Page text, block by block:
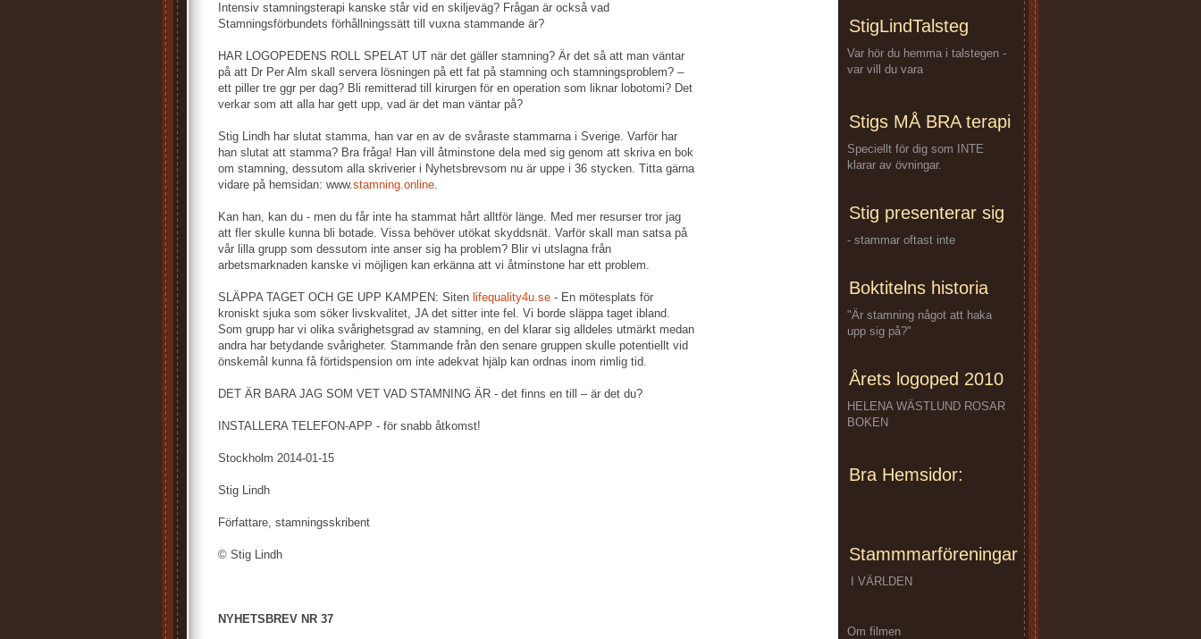
Intensiv stamningsterapi kanske står vid en skiljeväg? Frågan är också vad
Stamningsförbundets förhållningssätt till vuxna stammande är?
HAR LOGOPEDENS ROLL SPELAT UT när det gäller stamning? Är det så att man väntar
på att Dr Per Alm skall servera lösningen på ett fat på stamning och stamningsproblem? –
ett piller tre ggr per dag? Bli remitterad till kirurgen för en operation som liknar lobotomi? Det
verkar som att alla har gett upp, vad är det man väntar på?
Stig Lindh har slutat stamma, han var en av de svåraste stammarna i Sverige. Varför har
han slutat att stamma? Bra fråga! Han vill åtminstone dela med sig genom att skriva en bok
om stamning, dessutom alla skriverier i Nyhetsbrevsom nu är uppe i 36 stycken. Titta gärna
vidare på hemsidan: www.stamning.online.
Kan han, kan du - men du får inte ha stammat hårt alltför länge. Med mer resurser tror jag
att fler skulle kunna bli botade. Vissa behöver utökat skyddsnät. Varför skall man satsa på
vår lilla grupp som dessutom inte anser sig ha problem? Blir vi utslagna från
arbetsmarknaden kanske vi möjligen kan erkänna att vi åtminstone har ett problem.
SLÄPPA TAGET OCH GE UPP KAMPEN: Siten lifequality4u.se - En mötesplats för
kroniskt sjuka som söker livskvalitet, JA det sitter inte fel. Vi borde släppa taget ibland.
Som grupp har vi olika svårighetsgrad av stamning, en del klarar sig alldeles utmärkt medan
andra har betydande svårigheter. Stammande från den senare gruppen skulle potentiellt vid
önskemål kunna få förtidspension om inte adekvat hjälp kan ordnas inom rimlig tid.
DET ÄR BARA JAG SOM VET VAD STAMNING ÄR - det finns en till – är det du?
INSTALLERA TELEFON-APP - för snabb åtkomst!
Stockholm 2014-01-15
Stig Lindh
Författare, stamningsskribent
© Stig Lindh
NYHETSBREV NR 37
StigLindTalsteg
Var hör du hemma i talstegen -
var vill du vara
Stigs MÅ BRA terapi
Speciellt för dig som INTE
klarar av övningar.
Stig presenterar sig
- stammar oftast inte
Boktitelns historia
"Är stamning något att haka
upp sig på?"
Årets logoped 2010
HELENA WÄSTLUND ROSAR
BOKEN
Bra Hemsidor:
Stammmarföreningar
I VÄRLDEN
Om filmen